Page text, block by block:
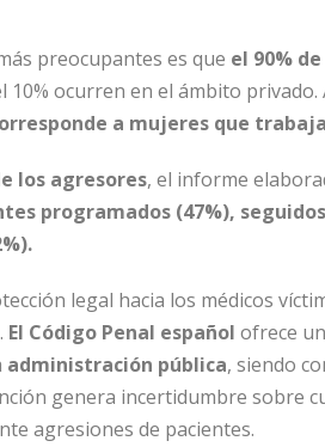
preocupantes es que el 90%
10% ocurren en el ámbito privado.
a mujeres que
los agresores, el informe
programados (47%),
legal hacia los médicos
El Código Penal español ofrece
administración pública, siendo
genera incertidumbre sobre
agresiones de pacientes.